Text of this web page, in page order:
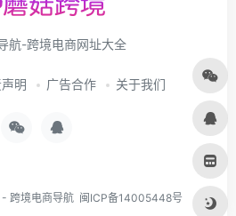
航-跨境电商网址大全
明 广告合作 关于我们
- 跨境电商导航 闽ICP备14005448号